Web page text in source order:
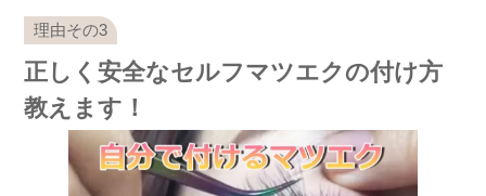
正しく安全なセルフマツエクの付け方
教えます！